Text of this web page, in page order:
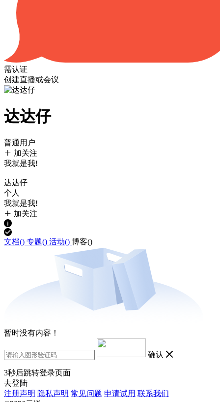
需认证
创建直播或会议
达达仔
普通用户
加关注
我就是我!
达达仔
个人
我就是我!
加关注
文档() 专题() 活动() 博客()
暂时没有内容！
确认
3秒后跳转登录页面
去登陆
注册声明 隐私声明 常见问题 申请试用 联系我们